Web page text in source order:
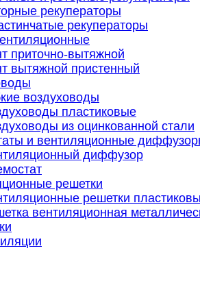
рекуператоры
рекуператоры
приточно-вытяжной
вытяжной пристенный
воздуховоды
пластиковые
из оцинкованной стали
и вентиляционные
диффузор
решетки
решетки
вентиляционная